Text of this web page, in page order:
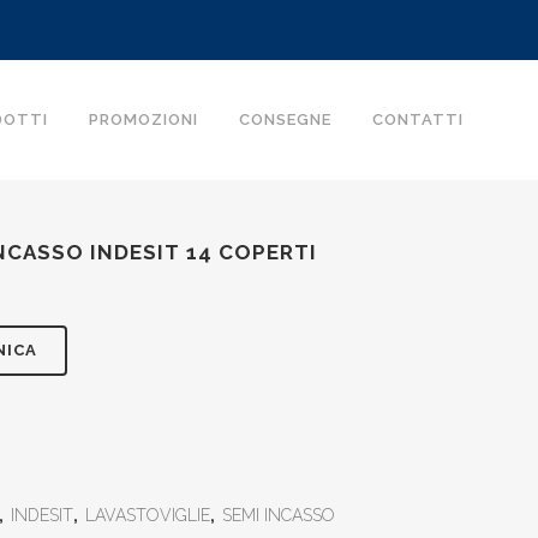
PROMOZIONI CONSEGNE CONTATTI
INDESIT 14 COPERTI
, INDESIT, LAVASTOVIGLIE, SEMI INCASSO